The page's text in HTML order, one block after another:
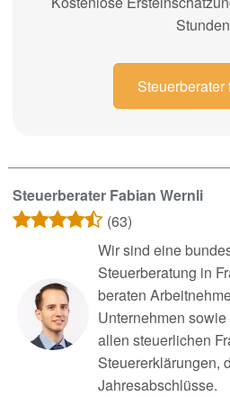
Stunden
Steuerberater
Steuerberater Fabian Wernli
(63)
Wir sind eine
Steuerberatung in
beraten
Unternehmen
allen steuerlichen
Steuererklärungen,
Jahresabschlüsse.